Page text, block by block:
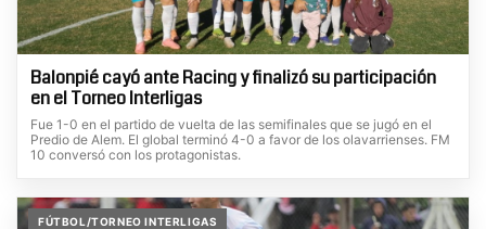
Balonpié cayó ante Racing y finalizó su participación
en el Torneo Interligas
Fue 1-0 en el partido de vuelta de las semifinales que se jugó en el
Predio de Alem. El global terminó 4-0 a favor de los olavarrienses. FM
10 conversó con los protagonistas.
FÚTBOL/TORNEO INTERLIGAS